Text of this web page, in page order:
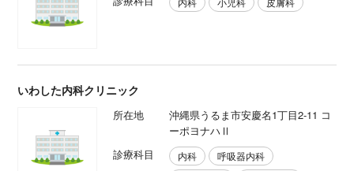
いわした内科クリニック
所在地
沖縄県うるま市安慶名1丁目2-11 コ
ーポヨナハⅡ
診療科目
内科
呼吸器内科